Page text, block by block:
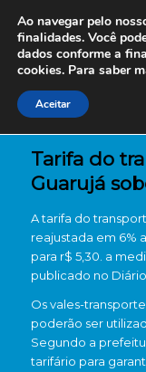
Tarifa do
Guarujá
A tarifa do
reajustada em 6%
para r$ 5,30. a
publicado no
Os vales-
poderão ser
Segundo a
tarifário para
Ao navegar pelo
finalidades. Você
dados conforme a
cookies. Para saber
Aceitar